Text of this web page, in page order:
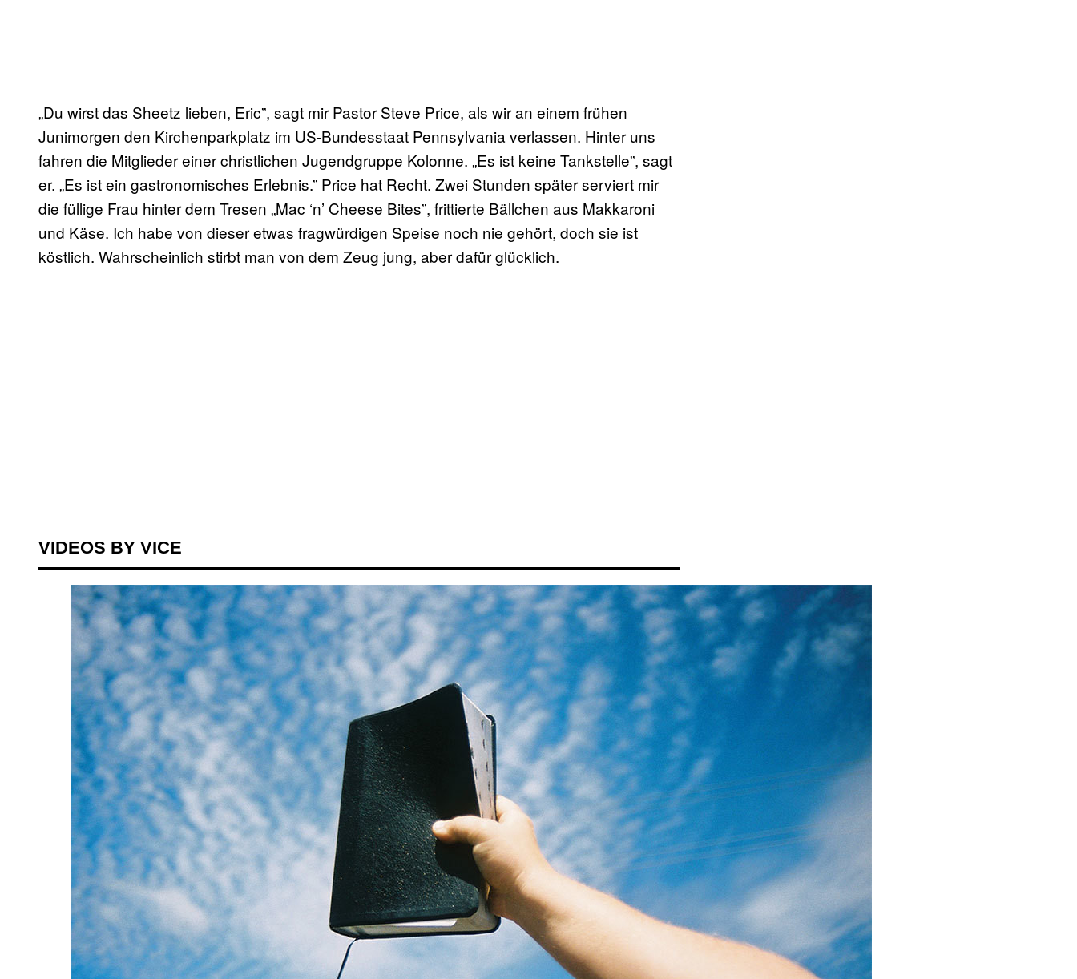
„Du wirst das Sheetz lieben, Eric”, sagt mir Pastor Steve Price, als wir an einem frühen
Junimorgen den Kirchenparkplatz im US-Bundesstaat Pennsylvania verlassen. Hinter uns
fahren die Mitglieder einer christlichen Jugendgruppe Kolonne. „Es ist keine Tankstelle”, sagt
er. „Es ist ein gastronomisches Erlebnis.” Price hat Recht. Zwei Stunden später serviert mir
die füllige Frau hinter dem Tresen „Mac ‘n’ Cheese Bites”, frittierte Bällchen aus Makkaroni
und Käse. Ich habe von dieser etwas fragwürdigen Speise noch nie gehört, doch sie ist
köstlich. Wahrscheinlich stirbt man von dem Zeug jung, aber dafür glücklich.
VIDEOS BY VICE